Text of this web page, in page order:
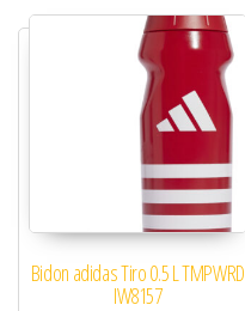
Bidon adidas Tiro 0.5 L TMPWRD
IW8157